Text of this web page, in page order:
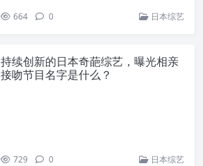
664 0 日本综艺
持续创新的日本奇葩综艺，曝光相亲
接吻节目名字是什么？
729 0 日本综艺